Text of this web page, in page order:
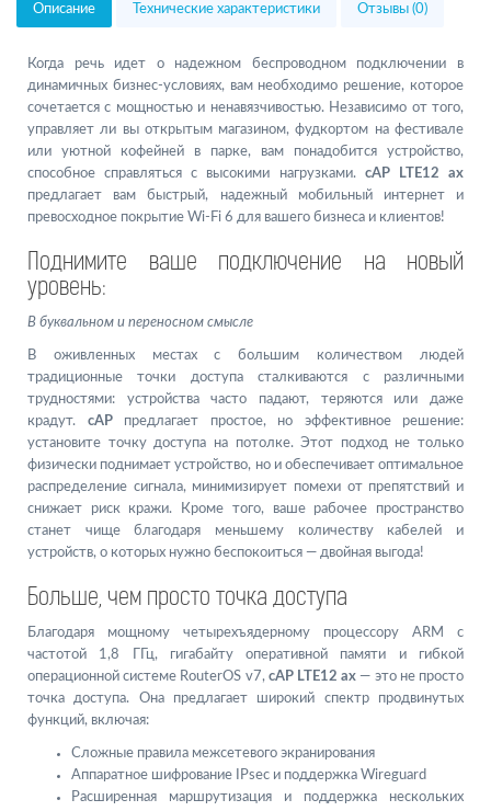
Описание Технические характеристики Отзывы (0)
Когда речь идет о надежном беспроводном подключении в
динамичных бизнес-условиях, вам необходимо решение, которое
сочетается с мощностью и ненавязчивостью. Независимо от того,
управляет ли вы открытым магазином, фудкортом на фестивале
или уютной кофейней в парке, вам понадобится устройство,
способное справляться с высокими нагрузками. cAP LTE12 ax
предлагает вам быстрый, надежный мобильный интернет и
превосходное покрытие Wi-Fi 6 для вашего бизнеса и клиентов!
Поднимите ваше подключение на новый
уровень:
В буквальном и переносном смысле
В оживленных местах с большим количеством людей
традиционные точки доступа сталкиваются с различными
трудностями: устройства часто падают, теряются или даже
крадут. cAPпредлагает простое, но эффективное решение:
установите точку доступа на потолке. Этот подход не только
физически поднимает устройство, но и обеспечивает оптимальное
распределение сигнала, минимизирует помехи от препятствий и
снижает риск кражи. Кроме того, ваше рабочее пространство
станет чище благодаря меньшему количеству кабелей и
устройств, о которых нужно беспокоиться — двойная выгода!
Больше, чем просто точка доступа
Благодаря мощному четырехъядерному процессору ARM с
частотой 1,8 ГГц, гигабайту оперативной памяти и гибкой
операционной системе RouterOS v7, cAP LTE12 ax — это не просто
точка доступа. Она предлагает широкий спектр продвинутых
функций, включая:
Сложные правила межсетевого экранирования
Аппаратное шифрование IPsec и поддержка Wireguard
Расширенная маршрутизация и поддержка нескольких